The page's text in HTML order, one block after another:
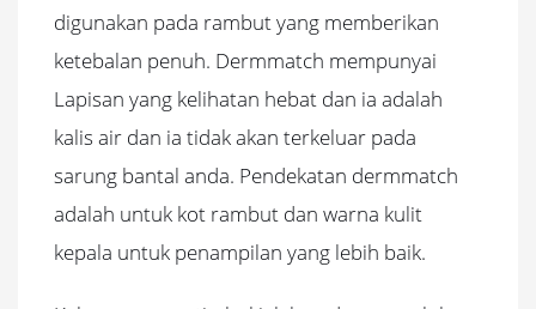
digunakan pada rambut yang memberikan
ketebalan penuh. Dermmatch mempunyai
Lapisan yang kelihatan hebat dan ia adalah
kalis air dan ia tidak akan terkeluar pada
sarung bantal anda. Pendekatan dermmatch
adalah untuk kot rambut dan warna kulit
kepala untuk penampilan yang lebih baik.